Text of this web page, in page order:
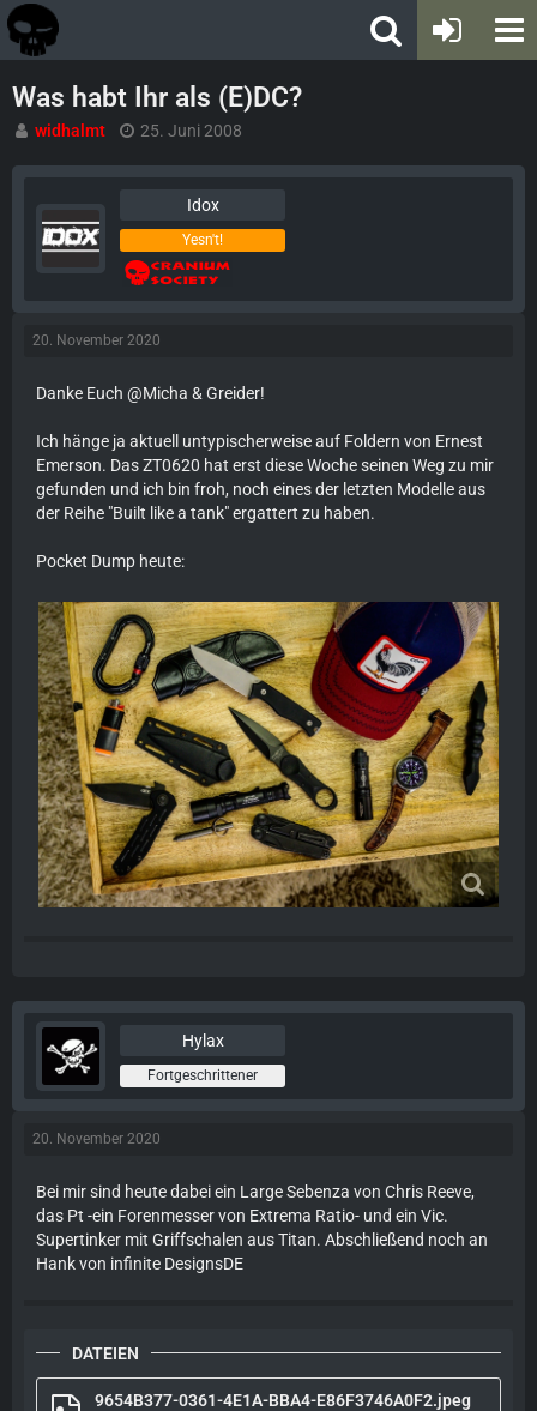
Was habt Ihr als (E)DC?
widhalmt 25. Juni 2008
Idox
Yesn't!
20. November 2020
Danke Euch @Micha & Greider!
Ich hänge ja aktuell untypischerweise auf Foldern von Ernest
Emerson. Das ZT0620 hat erst diese Woche seinen Weg zu mir
gefunden und ich bin froh, noch eines der letzten Modelle aus
der Reihe "Built like a tank" ergattert zu haben.
Pocket Dump heute:
Hylax
Fortgeschrittener
20. November 2020
Bei mir sind heute dabei ein Large Sebenza von Chris Reeve,
das Pt -ein Forenmesser von Extrema Ratio- und ein Vic.
Supertinker mit Griffschalen aus Titan. Abschließend noch an
Hank von infinite DesignsDE
DATEIEN
9654B377-0361-4E1A-BBA4-E86F3746A0F2.jpeg